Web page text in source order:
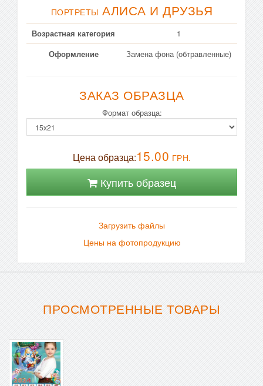
ПОРТРЕТЫ АЛИСА И ДРУЗЬЯ
Возрастная категория
1
Оформление
Замена фона (обтравленные)
ЗАКАЗ ОБРАЗЦА
Формат образца:
Цена образца:15.00 ГРН.
Купить образец
Загрузить файлы
Цены на фотопродукцию
ПРОСМОТРЕННЫЕ ТОВАРЫ